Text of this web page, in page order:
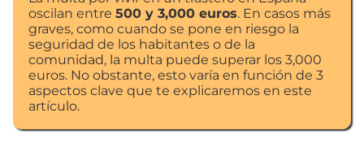
oscilan entre 500 y 3,000 euros. En casos más
graves, como cuando se pone en riesgo la
seguridad de los habitantes o de la
comunidad, la multa puede superar los 3,000
euros. No obstante, esto varía en función de 3
aspectos clave que te explicaremos en este
artículo.